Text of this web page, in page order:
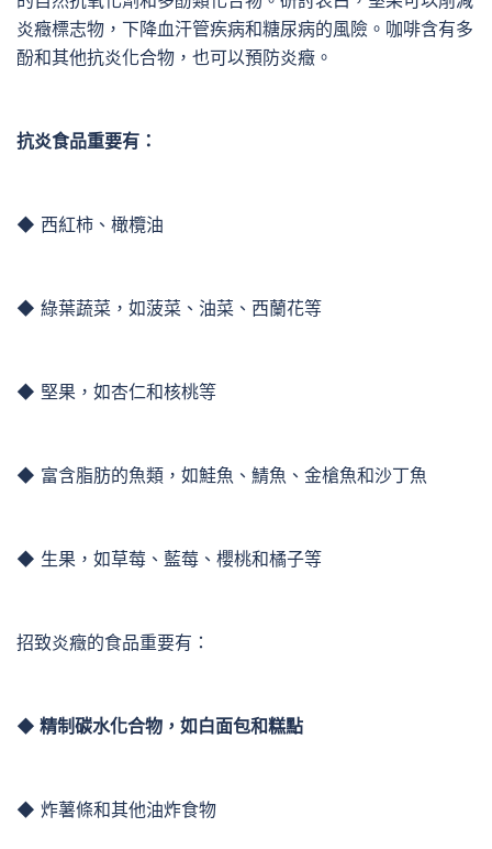
炎癥標志物，下降血汗管疾病和糖尿病的風險。咖啡含有多
酚和其他抗炎化合物，也可以預防炎癥。
抗炎食品重要有：
◆ 西紅柿、橄欖油
◆ 綠葉蔬菜，如菠菜、油菜、西蘭花等
◆ 堅果，如杏仁和核桃等
◆ 富含脂肪的魚類，如鮭魚、鯖魚、金槍魚和沙丁魚
◆ 生果，如草莓、藍莓、櫻桃和橘子等
招致炎癥的食品重要有：
◆ 精制碳水化合物，如白面包和糕點
◆ 炸薯條和其他油炸食物